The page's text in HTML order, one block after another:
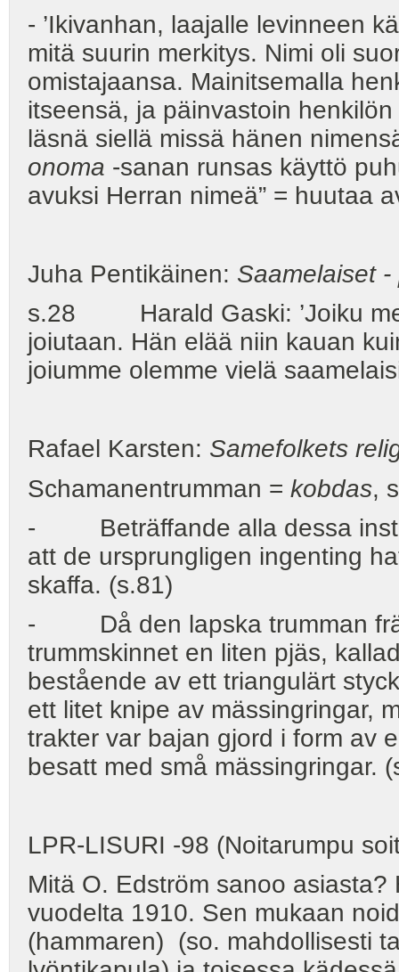
- ’Ikivanhan, laajalle levinneen
mitä suurin merkitys. Nimi oli
omistajaansa. Mainitsemalla
itseensä, ja päinvastoin
läsnä siellä missä hänen
onoma -sanan runsas käyttö
avuksi Herran nimeä” = huutaa
Juha Pentikäinen: Saamelaiset
s.28 Harald Gaski: ’Joiku
joiutaan. Hän elää niin kauan
joiumme olemme vielä
Rafael Karsten: Samefolkets
Schamanentrumman = kobdas,
- Beträffande alla dessa
att de ursprungligen ingenting
skaffa. (s.81)
- Då den lapska trumman
trummskinnet en liten pjäs,
bestående av ett triangulärt
ett litet knipe av mässingringar,
trakter var bajan gjord i form av
besatt med små mässingringar.
LPR-LISURI -98 (Noitarumpu
Mitä O. Edström sanoo
vuodelta 1910. Sen mukaan
(hammaren) (so. mahdollisesti